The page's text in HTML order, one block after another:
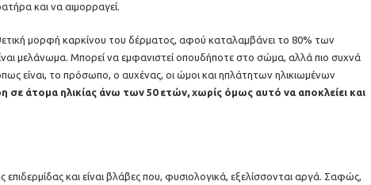
και να αιμορραγεί.
μορφή καρκίνου του δέρματος, αφού καταλαμβάνει το 80% των
μελάνωμα. Μπορεί να εμφανιστεί οπουδήποτε στο σώμα, αλλά πιο συχνά
όπως είναι, το πρόσωπο, ο αυχένας, οι ώμοι και ηπλάτητων ηλικιωμένων
σε άτομα ηλικίας άνω των 50 ετών, χωρίς όμως αυτό να αποκλείει και
και είναι βλάβες που, φυσιολογικά, εξελίσσονται αργά. Σαφώς,